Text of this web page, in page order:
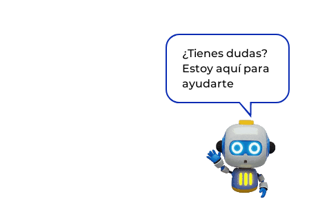
¿Tienes dudas?
Estoy aquí para
ayudarte